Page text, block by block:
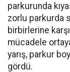
parkurunda
zorlu parkurda
birbirlerine
mücadele
yarış, parkur
gördü.